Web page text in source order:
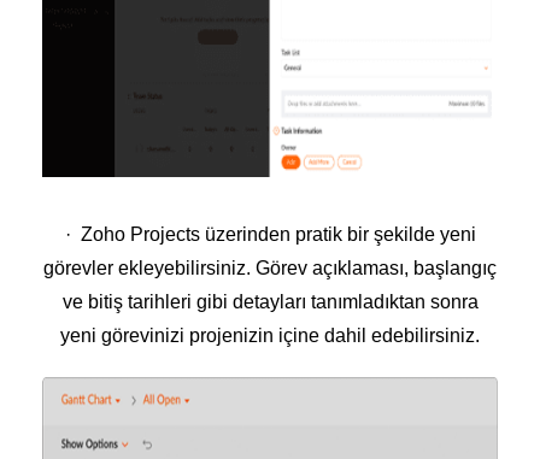
· Zoho Projects üzerinden pratik bir şekilde yeni
görevler ekleyebilirsiniz. Görev açıklaması, başlangıç
ve bitiş tarihleri gibi detayları tanımladıktan sonra
yeni görevinizi projenizin içine dahil edebilirsiniz.